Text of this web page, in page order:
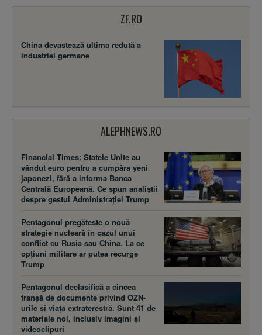
ZF.RO
China devastează ultima redută a
industriei germane
ALEPHNEWS.RO
Financial Times: Statele Unite au
vândut euro pentru a cumpăra yeni
japonezi, fără a informa Banca
Centrală Europeană. Ce spun analiștii
despre gestul Administrației Trump
Pentagonul pregătește o nouă
strategie nucleară în cazul unui
conflict cu Rusia sau China. La ce
opțiuni militare ar putea recurge
Trump
Pentagonul declasifică a cincea
tranșă de documente privind OZN-
urile și viața extraterestră. Sunt 41 de
materiale noi, inclusiv imagini și
videoclipuri